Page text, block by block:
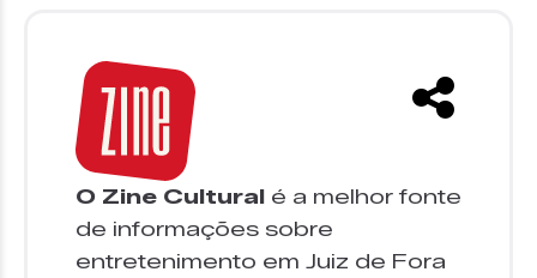
O Zine Cultural é a melhor fonte
de informações sobre
entretenimento em Juiz de Fora